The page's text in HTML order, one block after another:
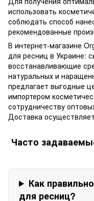
использовать
соблюдать способ
рекомендованные
В интернет-магазине
для ресниц в Украине:
восстанавливающие
натуральных и
предлагает выгодные
импортером
сотрудничеству
Доставка
Часто
Как
для ресниц?